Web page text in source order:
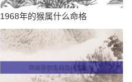
1968年的猴属什么命格